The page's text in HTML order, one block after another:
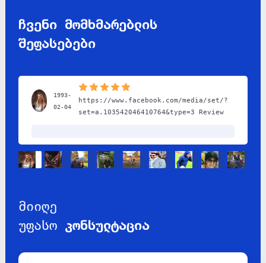
ჩვენი მომხმარებლის
შეფასებები
1993-
02-04
https://www.facebook.com/media/set/?
set=a.103542046410764&type=3 Review
მიიღე
უფასო კონსულტაცია